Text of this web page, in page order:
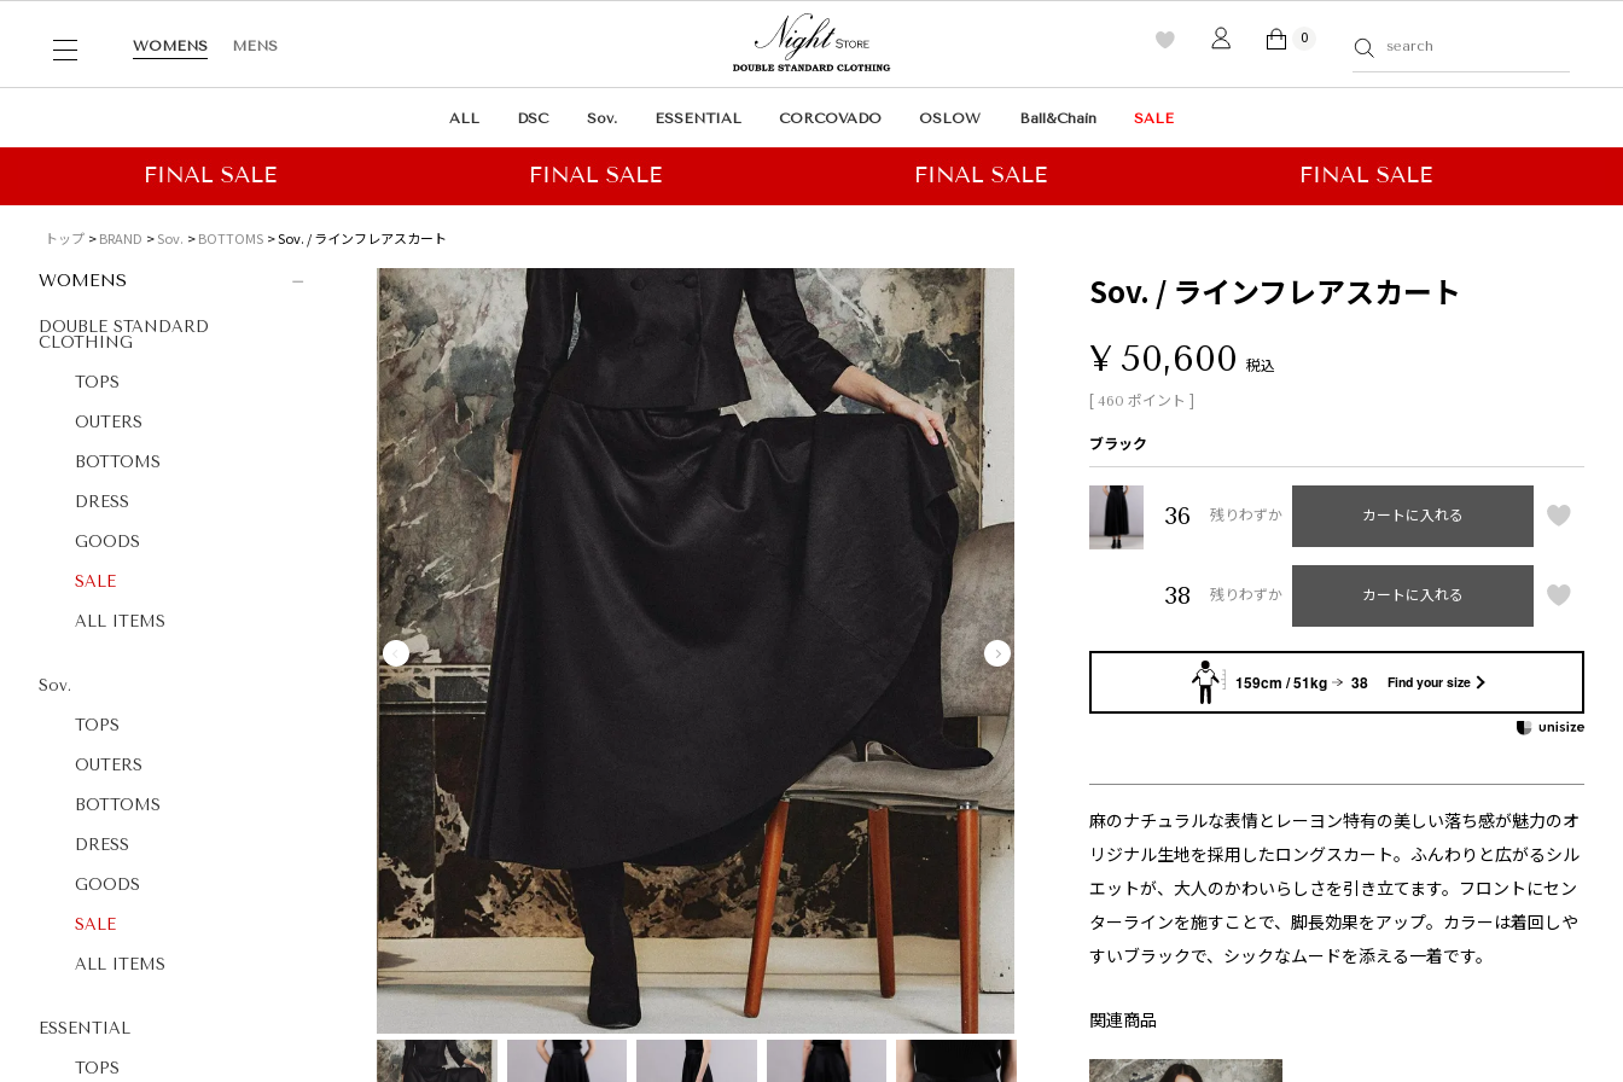
WOMENS MENS
0
ALL DSC Sov. ESSENTIAL CORCOVADO OSLOW Ball&Chain SALE
トップ BRAND Sov. BOTTOMS Sov. / ラインフレアスカート
WOMENS
DOUBLE STANDARD
CLOTHING
TOPS
OUTERS
BOTTOMS
DRESS
GOODS
SALE
ALL ITEMS
Sov.
TOPS
OUTERS
BOTTOMS
DRESS
GOODS
SALE
ALL ITEMS
ESSENTIAL
TOPS
Sov. / ラインフレアスカート
¥ 50,600 税込
[ 460 ポイント ]
ブラック
36 残りわずか カートに入れる
38 残りわずか カートに入れる
159cm / 51kg 38 Find your size
麻のナチュラルな表情とレーヨン特有の美しい落ち感が魅力のオ
リジナル生地を採用したロングスカート。ふんわりと広がるシル
エットが、大人のかわいらしさを引き立てます。フロントにセン
ターラインを施すことで、脚長効果をアップ。カラーは着回しや
すいブラックで、シックなムードを添える一着です。
関連商品